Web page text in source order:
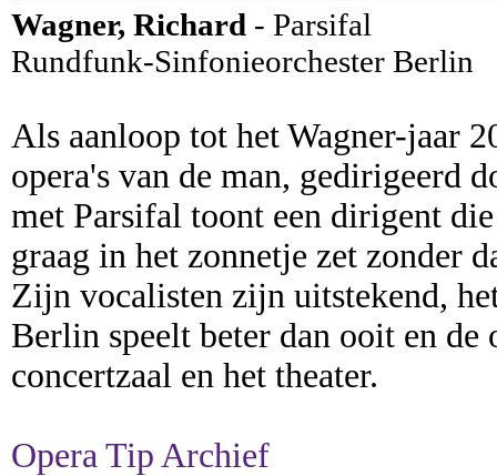
Wagner, Richard - Parsifal
Rundfunk-Sinfonieorchester Berlin
Als aanloop tot het Wagner-jaar
opera's van de man, gedirigeerd
met Parsifal toont een dirigent
graag in het zonnetje zet zonder
Zijn vocalisten zijn uitstekend,
Berlin speelt beter dan ooit en
concertzaal en het theater.
Opera Tip Archief